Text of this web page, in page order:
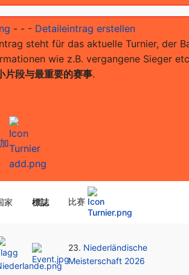
- - - Detaileintrag erstellen
steht für das aktuelle Turnier, der
wie z.B. vergangene Sieger
片段与最重要的赛事.
家 標誌 比赛
23. Niederländische
Meisterschaft 2026